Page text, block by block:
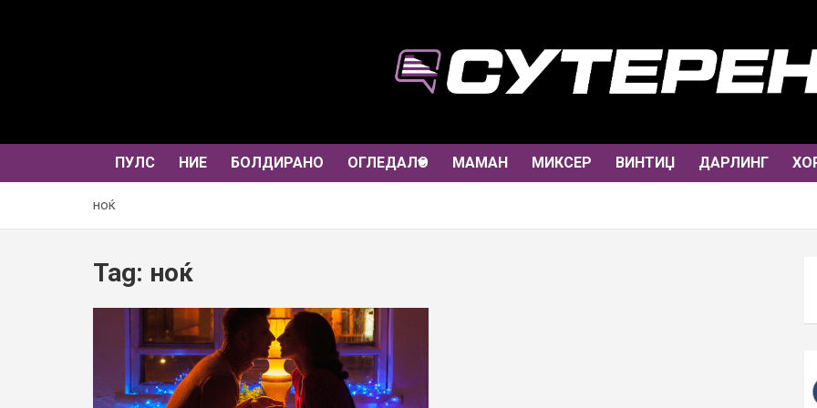
ПУЛС НИЕ БОЛДИРАНО ОГЛЕДАЛО МАМАН МИКСЕР ВИНТИЏ ДАРЛИНГ
ноќ
Tag: ноќ